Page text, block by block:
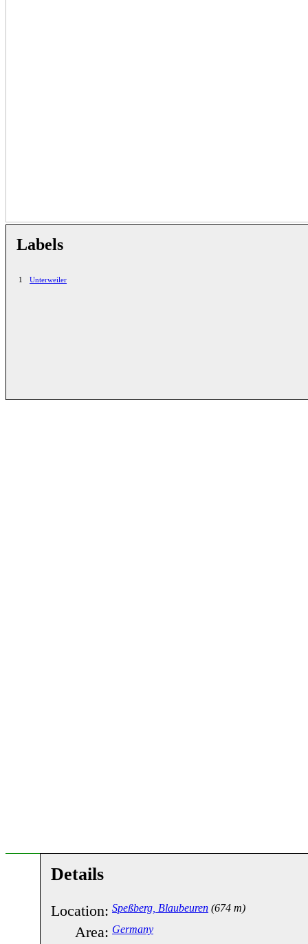
Labels
1 Unterweiler
Details
Location: Speßberg, Blaubeuren (674 m)
Area: Germany